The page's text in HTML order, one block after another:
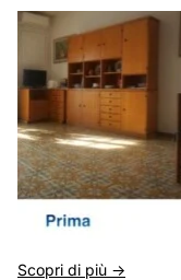
Scopri di più ->